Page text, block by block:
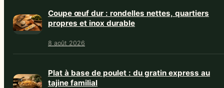
Coupe œuf dur : rondelles nettes, quartiers
propres et inox durable
8 août 2026
Plat à base de poulet : du gratin express au
tajine familial